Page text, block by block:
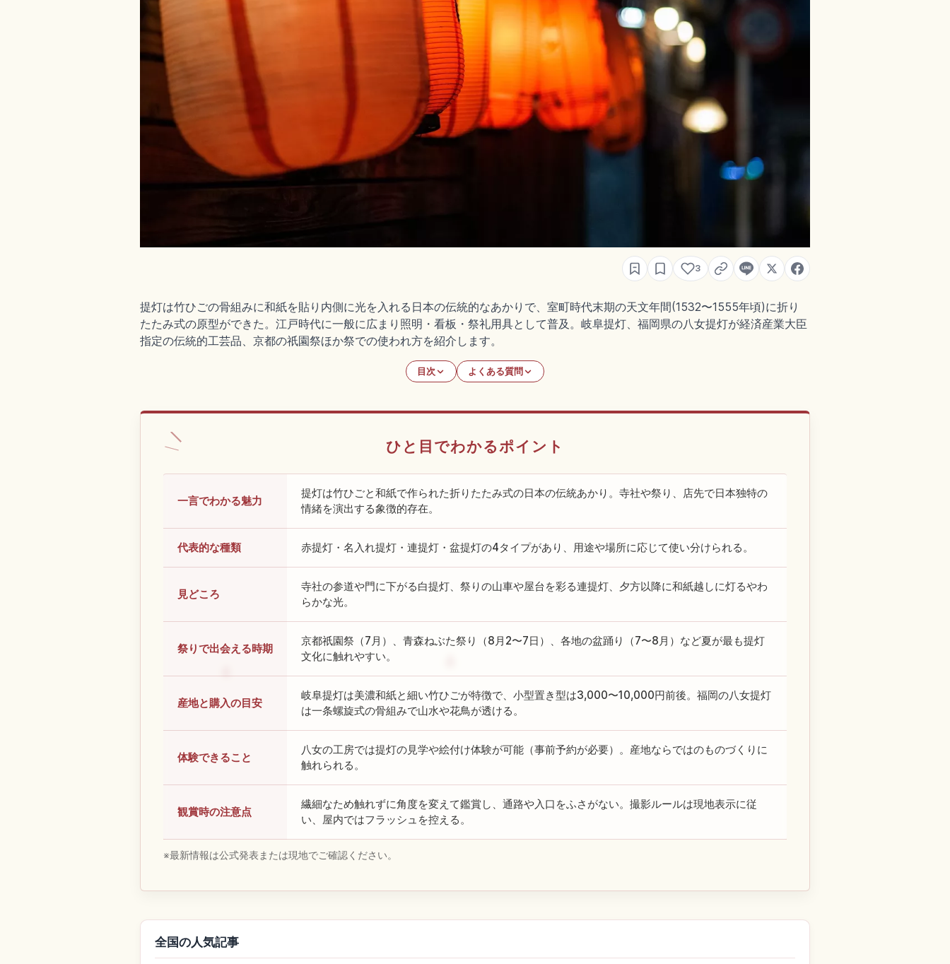
3
提灯は竹ひごの骨組みに和紙を貼り内側に光を入れる日本の伝統的なあかりで、室町時代末期の天文年間(1532〜1555年頃)に折り
たたみ式の原型ができた。江戸時代に一般に広まり照明・看板・祭礼用具として普及。岐阜提灯、福岡県の八女提灯が経済産業大臣
指定の伝統的工芸品、京都の祇園祭ほか祭での使われ方を紹介します。
目次 よくある質問
ひと目でわかるポイント
一言でわかる魅力
提灯は竹ひごと和紙で作られた折りたたみ式の日本の伝統あかり。寺社や祭り、店先で日本独特の
情緒を演出する象徴的存在。
代表的な種類 赤提灯・名入れ提灯・連提灯・盆提灯の4タイプがあり、用途や場所に応じて使い分けられる。
見どころ
寺社の参道や門に下がる白提灯、祭りの山車や屋台を彩る連提灯、夕方以降に和紙越しに灯るやわ
らかな光。
祭りで出会える時期
京都祇園祭（7月）、青森ねぶた祭り（8月2〜7日）、各地の盆踊り（7〜8月）など夏が最も提灯
文化に触れやすい。
産地と購入の目安
岐阜提灯は美濃和紙と細い竹ひごが特徴で、小型置き型は3,000〜10,000円前後。福岡の八女提灯
は一条螺旋式の骨組みで山水や花鳥が透ける。
体験できること
八女の工房では提灯の見学や絵付け体験が可能（事前予約が必要）。産地ならではのものづくりに
触れられる。
観賞時の注意点
繊細なため触れずに角度を変えて鑑賞し、通路や入口をふさがない。撮影ルールは現地表示に従
い、屋内ではフラッシュを控える。
※最新情報は公式発表または現地でご確認ください。
全国の人気記事